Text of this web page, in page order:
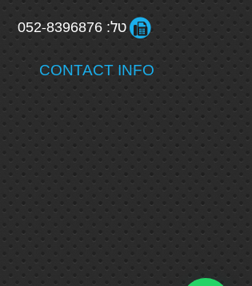
טל: 052-8396876
CONTACT INFO